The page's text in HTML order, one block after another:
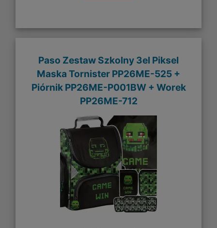
Paso Zestaw Szkolny 3el Piksel
Maska Tornister PP26ME-525 +
Piórnik PP26ME-P001BW + Worek
PP26ME-712